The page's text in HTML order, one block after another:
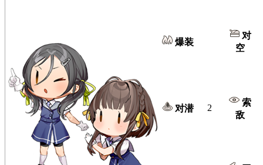
爆装
对
空
对潜 2
索
敌